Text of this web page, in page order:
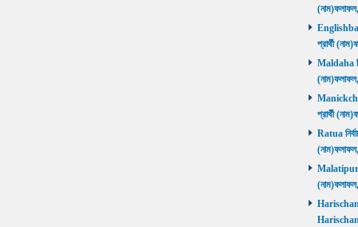
প্রার্থী
Maldaha
প্রার্থী
Ratua
Malatipur